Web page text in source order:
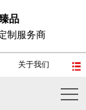
品
制服务商
关于我们